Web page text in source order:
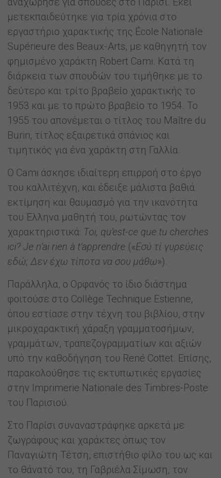
μετεκπαιδεύτηκε για τρία χρόνια στο
εργαστήριο χαρακτικής της École Nationale
Supérieure des Beaux-Arts, με καθηγητή τον
φημισμένο χαράκτη Robert Cami. Κατά τη
διάρκεια των σπουδών του τιμήθηκε με το
δεύτερο και τρίτο βραβείο χαρακτικής το
1953 και με το πρώτο βραβείο το 1954. Το
1955 του απονέμεται ο τίτλος του Maître du
Burin, τίτλος εξαιρετικά σπάνιος και
τιμητικός για ένα χαράκτη στη Γαλλία.
Ο Cami άσκησε ιδιαίτερη επιρροή στο έργο
του καλλιτέχνη, και έδειξε μάλιστα βαθιά
εκτίμηση και θαυμασμό για την ικανότητα
του Έλληνα μαθητή του, ρωτώντας τον
χαρακτηριστικά: Toi, qu’est-ce que tu cherches
ici? Je n’ai rien à t’apprendre («Εσύ τί γυρεύεις
εδώ; Δεν έχω τίποτα να σου μάθω»).
Παράλληλα, ο Ορφανός το ίδιο διάστημα
φοιτούσε στο Collège Technique Estienne,
όπου εστίασε στην τέχνη του βιβλίου, στην
μικροχαρακτική χάραξη γραμματοσήμων,
γραμμάτων, τραπεζογραμματίων και αξιών
υπό την καθοδήγηση του René Cottet. Επίσης,
παρακολούθησε τις εκτυπωτικές εργασίες
στην Imprimerie Nationale des Timbres-Poste
του Παρισιού.
Στο Παρίσι συναναστράφηκε αρκετά με
ζωγράφους και χαράκτες όπως τον
Παναγιώτη Τέτση, επιστήθιο φίλο του ως και
το θάνατό του, τη Γαβριέλα Σίμωση, τον